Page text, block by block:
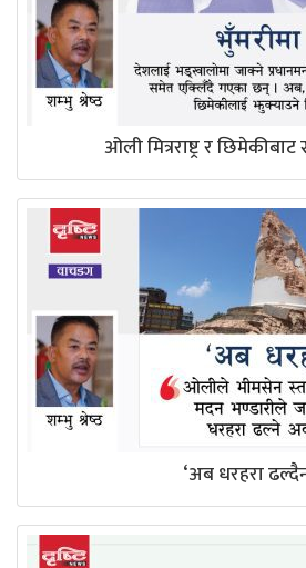
ओली मित्रराष्ट्र र
‘अब धरहरा